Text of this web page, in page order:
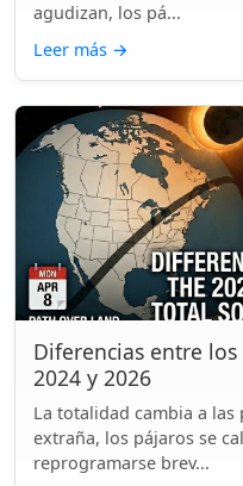
agudizan, los pá...
Leer más →
Diferencias entre
2024 y 2026
La totalidad cambia a las
extraña, los pájaros se
reprogramarse brev...